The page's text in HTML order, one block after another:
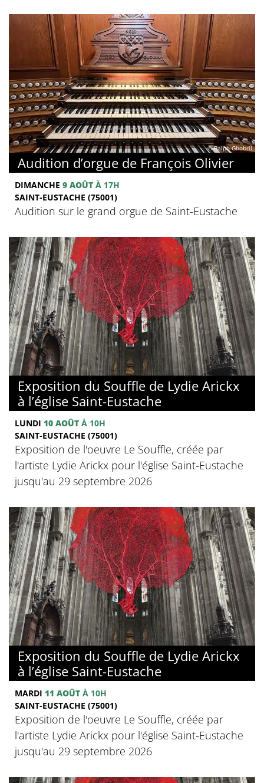
© Ralph Ghobril
Audition d’orgue de François Olivier
DIMANCHE 9 AOÛT À 17H
SAINT-EUSTACHE (75001)
Audition sur le grand orgue de Saint-Eustache
Exposition du Souffle de Lydie Arickx
à l’église Saint-Eustache
LUNDI 10 AOÛT À 10H
SAINT-EUSTACHE (75001)
Exposition de l'oeuvre Le Souffle, créée par
l'artiste Lydie Arickx pour l'église Saint-Eustache
jusqu'au 29 septembre 2026
Exposition du Souffle de Lydie Arickx
à l’église Saint-Eustache
MARDI 11 AOÛT À 10H
SAINT-EUSTACHE (75001)
Exposition de l'oeuvre Le Souffle, créée par
l'artiste Lydie Arickx pour l'église Saint-Eustache
jusqu'au 29 septembre 2026